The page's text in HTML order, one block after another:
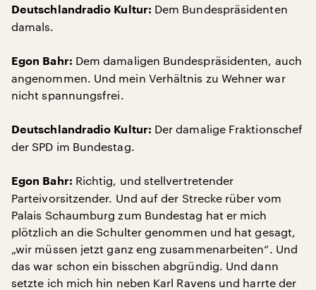
Deutschlandradio Kultur: Dem Bundespräsidenten
damals.
Egon Bahr: Dem damaligen Bundespräsidenten, auch
angenommen. Und mein Verhältnis zu Wehner war
nicht spannungsfrei.
Deutschlandradio Kultur: Der damalige Fraktionschef
der SPD im Bundestag.
Egon Bahr: Richtig, und stellvertretender
Parteivorsitzender. Und auf der Strecke rüber vom
Palais Schaumburg zum Bundestag hat er mich
plötzlich an die Schulter genommen und hat gesagt,
„wir müssen jetzt ganz eng zusammenarbeiten“. Und
das war schon ein bisschen abgründig. Und dann
setzte ich mich hin neben Karl Ravens und harrte der